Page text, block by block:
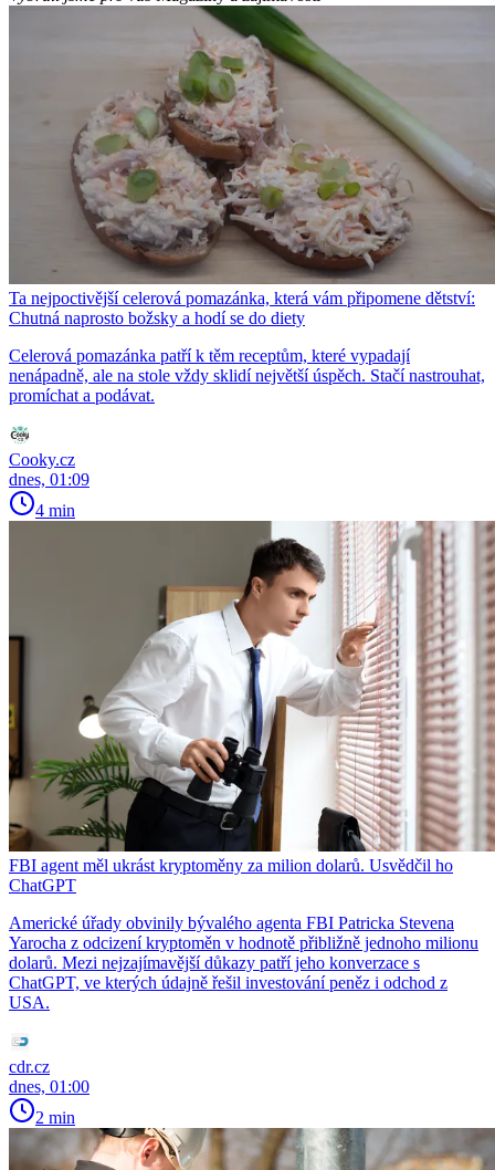
Ta nejpoctivější celerová pomazánka, která vám připomene dětství:
Chutná naprosto božsky a hodí se do diety
Celerová pomazánka patří k těm receptům, které vypadají
nenápadně, ale na stole vždy sklidí největší úspěch. Stačí nastrouhat,
promíchat a podávat.
Cooky.cz
dnes, 01:09
4 min
FBI agent měl ukrást kryptoměny za milion dolarů. Usvědčil ho
ChatGPT
Americké úřady obvinily bývalého agenta FBI Patricka Stevena
Yarocha z odcizení kryptoměn v hodnotě přibližně jednoho milionu
dolarů. Mezi nejzajímavější důkazy patří jeho konverzace s
ChatGPT, ve kterých údajně řešil investování peněz i odchod z
USA.
cdr.cz
dnes, 01:00
2 min